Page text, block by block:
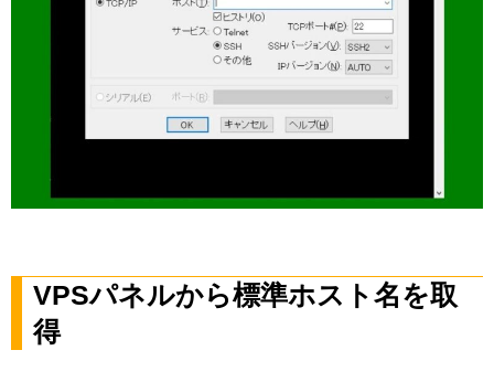
VPSパネルから標準ホスト名を取
得